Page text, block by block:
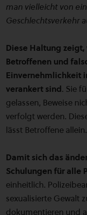
man vielleicht von
Geschlechtsverkehr
Diese Haltung
Betroffenen und
Einvernehmlichkeit
verankert sind. Sie
gelassen, Beweise
verfolgt werden.
lässt Betroffene allein.
Damit sich das
Schulungen für alle
einheitlich.
sexualisierte Gewalt
dokumentieren und